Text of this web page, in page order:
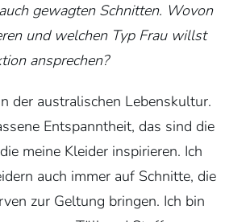
gewagten Schnitten. Wovon
und welchen Typ Frau willst
ansprechen?
der australischen Lebenskultur.
Entspanntheit, das sind die
meine Kleider inspirieren. Ich
auch immer auf Schnitte, die
zur Geltung bringen. Ich bin